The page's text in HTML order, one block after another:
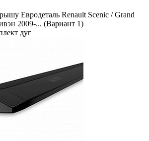
Евродеталь Renault Scenic / Grand
2009-... (Вариант 1)
дуг